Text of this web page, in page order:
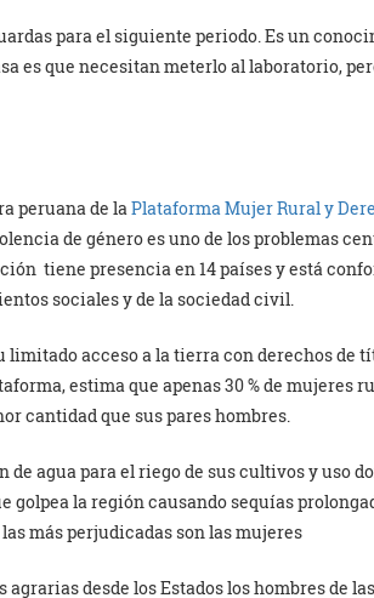
para el siguiente periodo. Es un
es que necesitan meterlo al laboratorio,
peruana de laPlataforma Mujer Rural y
de género es uno de los problemas
tiene presencia en 14 países y está
sociales y de la sociedad civil.
limitado acceso a la tierra con derechos de
estima que apenas 30 % de mujeres
cantidad que sus pares hombres.
agua para el riego de sus cultivos y uso
golpea la región causando sequías
más perjudicadas son las mujeres
agrarias desde los Estados los hombres de